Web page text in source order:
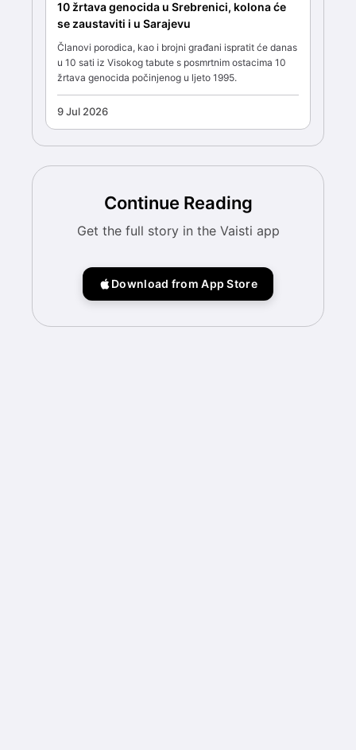
10 žrtava genocida u Srebrenici, kolona će
se zaustaviti i u Sarajevu
Članovi porodica, kao i brojni građani ispratit će danas
u 10 sati iz Visokog tabute s posmrtnim ostacima 10
žrtava genocida počinjenog u ljeto 1995.
9 Jul 2026
Continue Reading
Get the full story in the Vaisti app
Download from App Store